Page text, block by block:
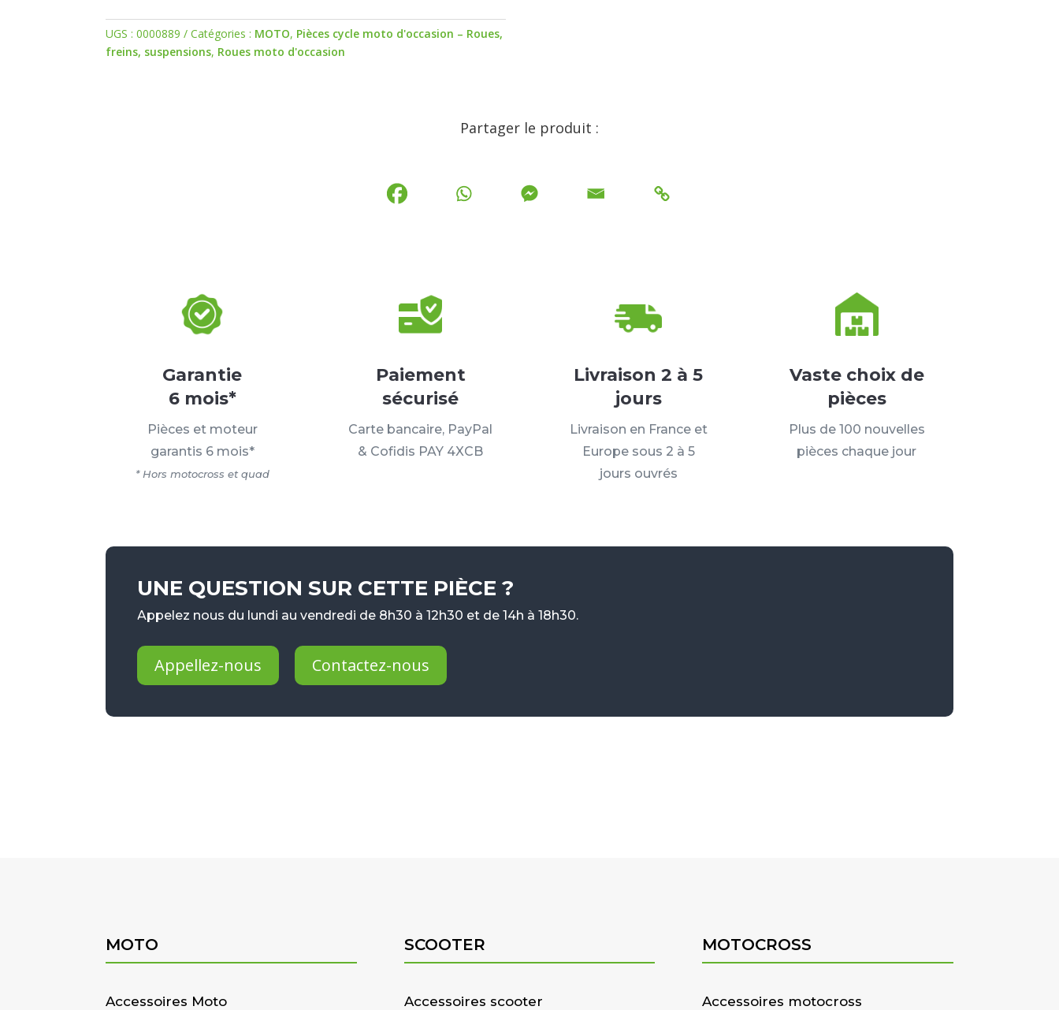
UGS :0000889 Catégories : MOTO, Pièces cycle moto d'occasion – Roues,
freins, suspensions, Roues moto d'occasion
Partager le produit :
Garantie
6 mois*
Pièces et moteur
garantis 6 mois*
* Hors motocross et quad
Paiement
sécurisé
Carte bancaire, PayPal
& Cofidis PAY 4XCB
Livraison 2 à 5
jours
Livraison en France et
Europe sous 2 à 5
jours ouvrés
Vaste choix de
pièces
Plus de 100 nouvelles
pièces chaque jour
UNE QUESTION SUR CETTE PIÈCE ?
Appelez nous du lundi au vendredi de 8h30 à 12h30 et de 14h à 18h30.
Appellez-nous Contactez-nous
MOTO
Accessoires Moto
SCOOTER
Accessoires scooter
MOTOCROSS
Accessoires motocross